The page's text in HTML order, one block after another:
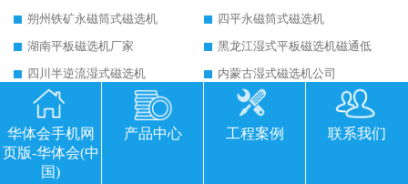
朔州铁矿永磁筒式磁选机
四平永磁筒式磁选机
湖南平板磁选机厂家
黑龙江湿式平板磁选机磁通低
四川半逆流湿式磁选机
内蒙古湿式磁选机公司
浙江锰矿水选磁选机
晋中锰矿水选磁选机
包头干式磁选机
江西干式强磁磁选机
四川湿式磁选机报价
华体会手机网
页版-华体会(中
国)
产品中心 工程案例 联系我们